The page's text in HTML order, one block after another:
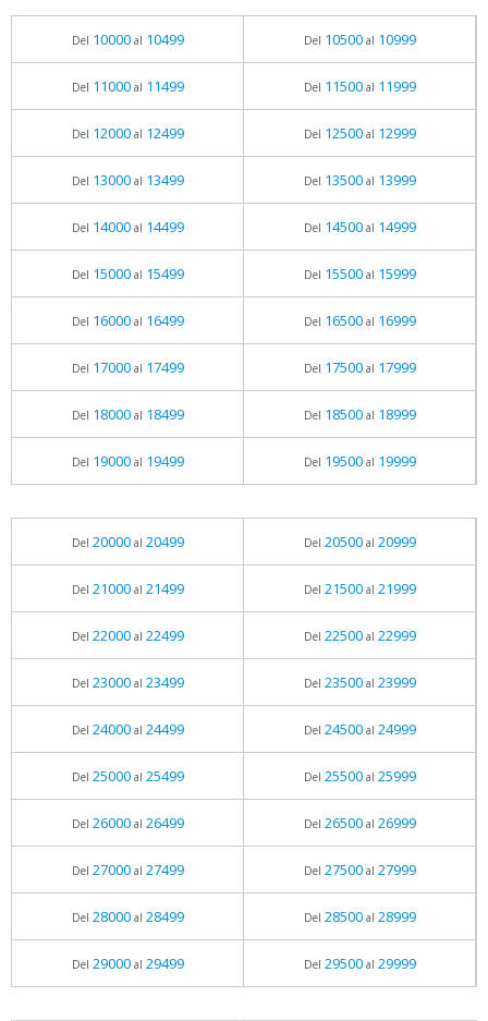
Del 10000al 10499 Del 10500al 10999
Del 11000al 11499 Del 11500al 11999
Del 12000al 12499 Del 12500al 12999
Del 13000al 13499 Del 13500al 13999
Del 14000al 14499 Del 14500al 14999
Del 15000al 15499 Del 15500al 15999
Del 16000al 16499 Del 16500al 16999
Del 17000al 17499 Del 17500al 17999
Del 18000al 18499 Del 18500al 18999
Del 19000al 19499 Del 19500al 19999
Del 20000al 20499 Del 20500al 20999
Del 21000al 21499 Del 21500al 21999
Del 22000al 22499 Del 22500al 22999
Del 23000al 23499 Del 23500al 23999
Del 24000al 24499 Del 24500al 24999
Del 25000al 25499 Del 25500al 25999
Del 26000al 26499 Del 26500al 26999
Del 27000al 27499 Del 27500al 27999
Del 28000al 28499 Del 28500al 28999
Del 29000al 29499 Del 29500al 29999